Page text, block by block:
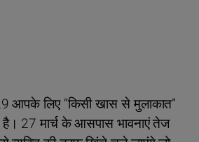
आपके लिए “किसी खास से मुलाकात”
है। 27 मार्च के आसपास भावनाएं तेज